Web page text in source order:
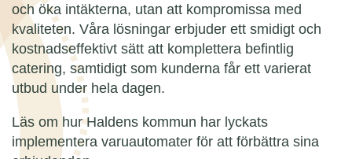
och öka intäkterna, utan att kompromissa med
kvaliteten. Våra lösningar erbjuder ett smidigt och
kostnadseffektivt sätt att komplettera befintlig
catering, samtidigt som kunderna får ett varierat
utbud under hela dagen.
Läs om hur Haldens kommun har lyckats
implementera varuautomater för att förbättra sina